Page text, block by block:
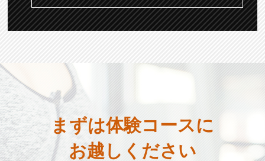
まずは体験コースに
お越しください